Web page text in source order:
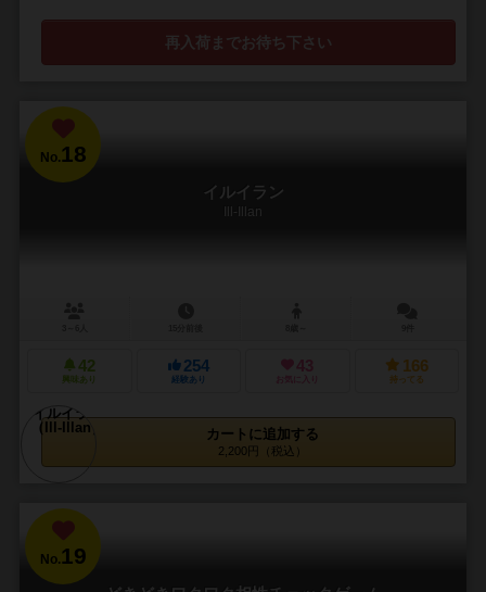
再入荷までお待ち下さい
No.18
イルイラン
Ill-Illan
42
興味あり
254
経験あり
43
お気に入り
166
持ってる
カートに追加する
2,200円（税込）
No.19